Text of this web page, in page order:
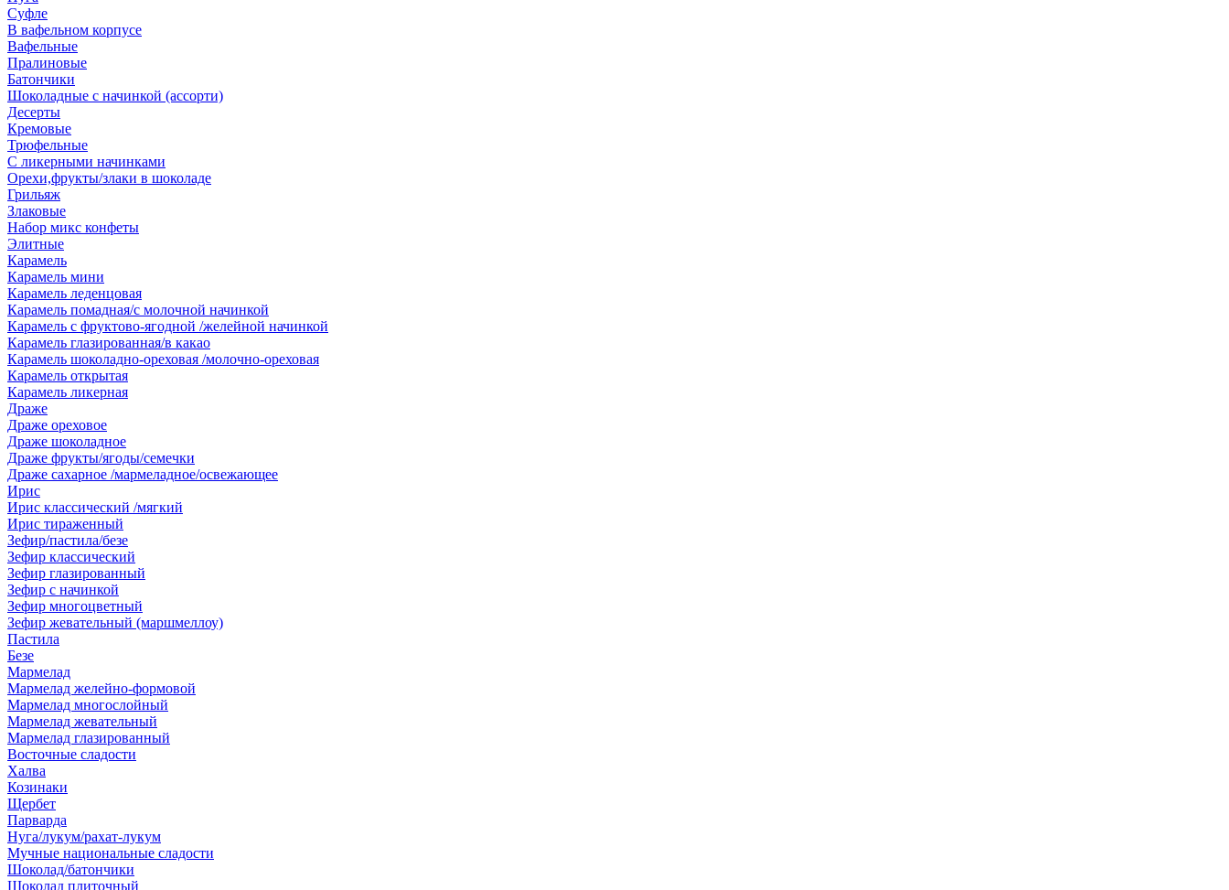
Суфле
В вафельном корпусе
Вафельные
Пралиновые
Батончики
Шоколадные с начинкой (ассорти)
Десерты
Кремовые
Трюфельные
С ликерными начинками
Орехи,фрукты/злаки в шоколаде
Грильяж
Злаковые
Набор микс конфеты
Элитные
Карамель
Карамель мини
Карамель леденцовая
Карамель помадная/с молочной начинкой
Карамель с фруктово-ягодной /желейной начинкой
Карамель глазированная/в какао
Карамель шоколадно-ореховая /молочно-ореховая
Карамель открытая
Карамель ликерная
Драже
Драже ореховое
Драже шоколадное
Драже фрукты/ягоды/семечки
Драже сахарное /мармеладное/освежающее
Ирис
Ирис классический /мягкий
Ирис тираженный
Зефир/пастила/безе
Зефир классический
Зефир глазированный
Зефир с начинкой
Зефир многоцветный
Зефир жевательный (маршмеллоу)
Пастила
Безе
Мармелад
Мармелад желейно-формовой
Мармелад многослойный
Мармелад жевательный
Мармелад глазированный
Восточные сладости
Халва
Козинаки
Щербет
Парварда
Нуга/лукум/рахат-лукум
Мучные национальные сладости
Шоколад/батончики
Шоколад плиточный